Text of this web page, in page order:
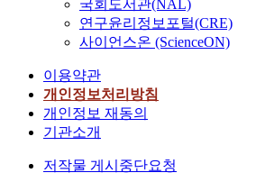
국회도서관(NAL)
연구윤리정보포털(CRE)
사이언스온 (ScienceON)
이용약관
개인정보처리방침
개인정보 재동의
기관소개
저작물 게시중단요청